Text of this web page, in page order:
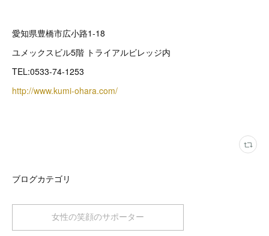
愛知県豊橋市広小路1-18
ユメックスビル5階 トライアルビレッジ内
TEL:0533-74-1253
http://www.kumi-ohara.com/
ブログカテゴリ
女性の笑顔のサポーター